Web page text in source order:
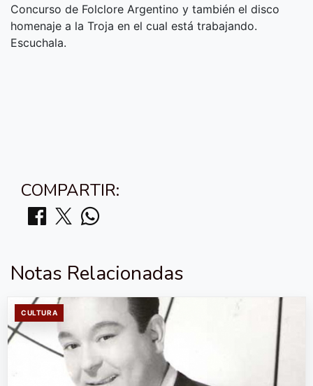
Concurso de Folclore Argentino y también el disco
homenaje a la Troja en el cual está trabajando.
Escuchala.
COMPARTIR:
Notas Relacionadas
CULTURA